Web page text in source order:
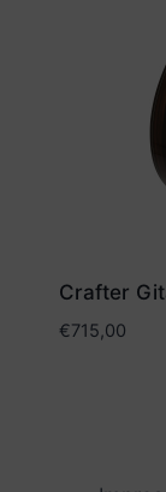
Crafter
€715,00